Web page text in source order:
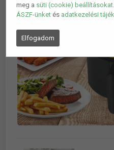
meg a süti (cookie) beállításokat
ÁSZF-ünket és adatkezelési
Elfogadom